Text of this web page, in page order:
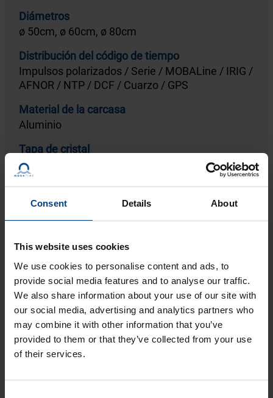
Consent Details About
This website uses cookies
We use cookies to personalise content and ads, to
provide social media features and to analyse our traffic.
We also share information about your use of our site with
our social media, advertising and analytics partners who
may combine it with other information that you’ve
provided to them or that they’ve collected from your use
of their services.
Diámetros
ø 50cm, ø 60cm, ø 80cm
Distribución del código de tiempo
Impulsos polarizados / Serie / MOBALine / IRIG /
AFNOR / NTP / DCF / Cuarzo / GPS
Material de la carcasa
Aluminio
Tapa de cristal
Cristal mineral o cristal resistente al lanzamiento
de bolas
Grado de protección
IP 54
Al producto